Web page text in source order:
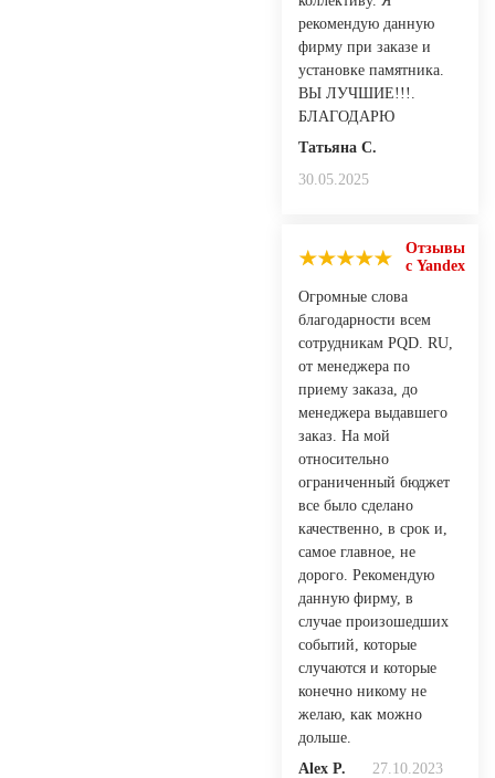
рекомендую данную
фирму при заказе и
установке памятника.
ВЫ ЛУЧШИЕ!!!.
БЛАГОДАРЮ
Татьяна С.
30.05.2025
Отзывы
с Yandex
Огромные слова
благодарности всем
сотрудникам PQD. RU,
от менеджера по
приему заказа, до
менеджера выдавшего
заказ. На мой
относительно
ограниченный бюджет
все было сделано
качественно, в срок и,
самое главное, не
дорого. Рекомендую
данную фирму, в
случае произошедших
событий, которые
случаются и которые
конечно никому не
желаю, как можно
дольше.
Alex P.
27.10.2023